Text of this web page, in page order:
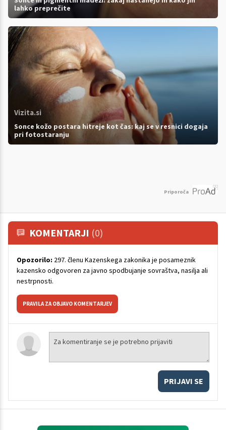
lahko preprečite
Vizita.si
Sonce kožo postara hitreje kot čas: kaj se v resnici dogaja
pri fotostaranju
Priporoča
KOMENTARJI (0)
Opozorilo: 297. členu Kazenskega zakonika je posameznik
kazensko odgovoren za javno spodbujanje sovraštva, nasilja ali
nestrpnosti.
PRAVILA ZA OBJAVO KOMENTARJEV
PRIJAVI SE